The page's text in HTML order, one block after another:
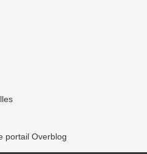
portail Overblog